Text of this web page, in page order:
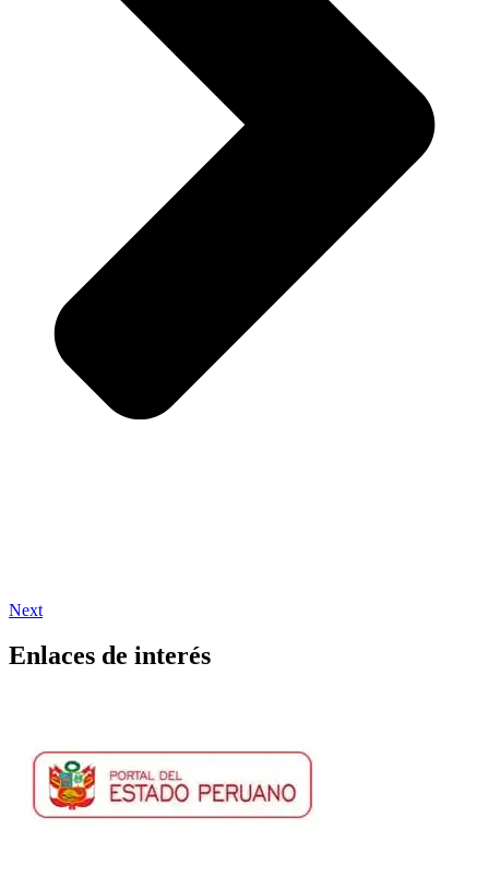
Next
Enlaces de interés